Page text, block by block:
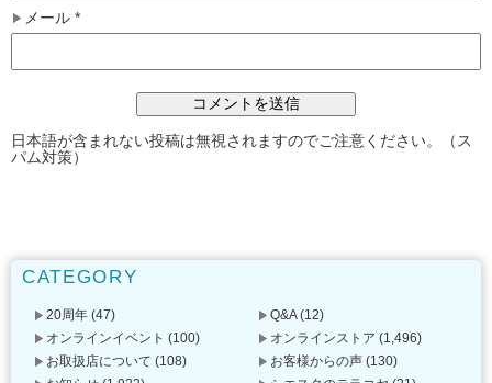
メール *
日本語が含まれない投稿は無視されますのでご注意ください。（ス
パム対策）
CATEGORY
20周年 (47) Q&A(12)
オンラインイベント (100) オンラインストア (1,496)
お取扱店について (108) お客様からの声 (130)